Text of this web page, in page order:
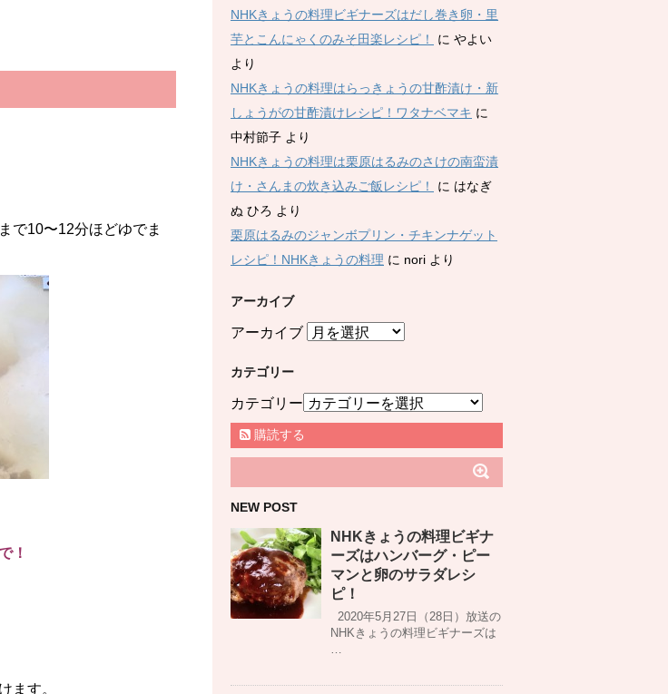
で10〜12分ほどゆでま
！
ます。
NHKきょうの料理ビギナーズはだし巻き卵・里
芋とこんにゃくのみそ田楽レシピ！
に やよい
より
NHKきょうの料理はらっきょうの甘酢漬け・新
しょうがの甘酢漬けレシピ！ワタナベマキ に
中村節子 より
NHKきょうの料理は栗原はるみのさけの南蛮漬
け・さんまの炊き込みご飯レシピ！
に はなぎ
ぬ ひろ より
栗原はるみのジャンボプリン・チキンナゲット
レシピ！NHKきょうの料理 に nori より
アーカイブ
アーカイブ
カテゴリー
カテゴリー
購読する
NEW POST
NHKきょうの料理ビギナ
ーズはハンバーグ・ピー
マンと卵のサラダレシ
ピ！
2020年5月27日（28日）放送の
NHKきょうの料理ビギナーズは
…